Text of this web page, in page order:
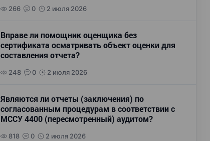
266 0 2 июля 2026
Вправе ли помощник оценщика без
сертификата осматривать объект оценки для
составления отчета?
248 0 2 июля 2026
Являются ли отчеты (заключения) по
согласованным процедурам в соответствии с
МССУ 4400 (пересмотренный) аудитом?
818 0 2 июля 2026